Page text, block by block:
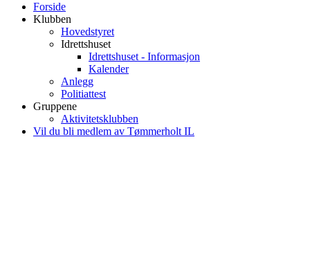
Forside
Klubben
Hovedstyret
Idrettshuset
Idrettshuset - Informasjon
Kalender
Anlegg
Politiattest
Gruppene
Aktivitetsklubben
Vil du bli medlem av Tømmerholt IL